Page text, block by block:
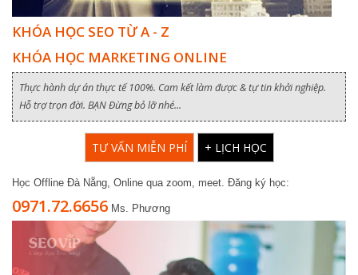
KHÓA HỌC SEO TỪ A - Z
KHÓA HỌC MARKETING ONLINE
Thực hành dự án thực tế 100%. Cam kết làm được & tự tin khởi nghiệp.
Hỗ trợ trọn đời. BẠN Đừng bỏ lỡ nhé...
TƯ VẤN MIỄN PHÍ + LỊCH HỌC
Học Offline Đà Nẵng, Online qua zoom, meet. Đăng ký học:
0971.72.6656 Ms. Phương